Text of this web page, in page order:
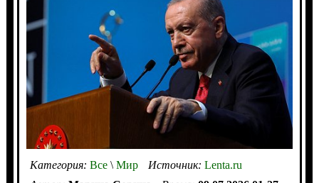
Категория: Все\Мир Источник: Lenta.ru